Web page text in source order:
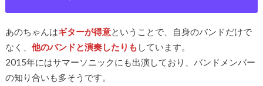
あのちゃんはギターが得意ということで、自身のバンドだけで
なく、 他のバンドと演奏したりも しています。
2015年にはサマーソニックにも出演しており、バンドメンバー
の知り合いも多そうです。